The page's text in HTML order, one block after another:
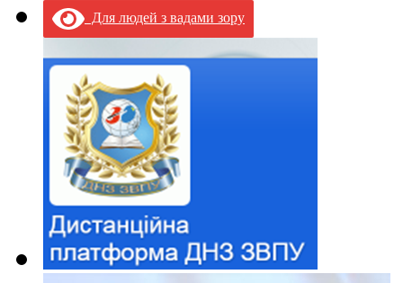
Для людей з вадами зору